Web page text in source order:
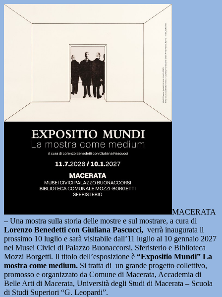
MACERATA
– Una mostra sulla storia delle mostre e sul mostrare, a cura di
Lorenzo Benedetti con Giuliana Pascucci, verrà inaugurata il
prossimo 10 luglio e sarà visitabile dall’11 luglio al 10 gennaio 2027
nei Musei Civici di Palazzo Buonaccorsi, Sferisterio e Biblioteca
Mozzi Borgetti. Il titolo dell’esposizione è “Expositio Mundi” La
mostra come medium. Si tratta di un grande progetto collettivo,
promosso e organizzato da Comune di Macerata, Accademia di
Belle Arti di Macerata, Università degli Studi di Macerata – Scuola
di Studi Superiori “G. Leopardi”.